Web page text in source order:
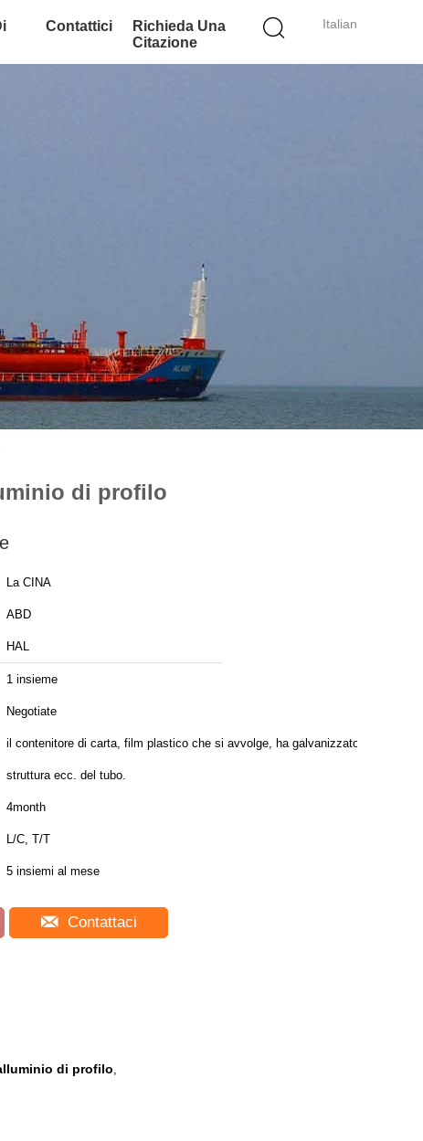
Italian
Contattici
Richieda Una
Citazione
di profilo
La CINA
ABD
HAL
1 insieme
Negotiate
il contenitore di carta, film plastico che si avvolge, ha galvanizzato la
struttura ecc. del tubo.
4month
L/C, T/T
5 insiemi al mese
Contattaci
di profilo,